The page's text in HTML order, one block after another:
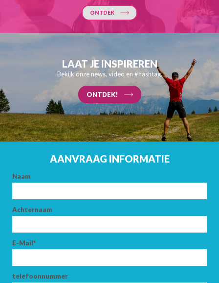
AANKOMST
ONTDEK
LAAT JE INSPIREREN
Bekijk onze news, video en #hashtag.
ONTDEK!
AANVRAAG INFORMATIE
Naam
Achternaam
E-Mail*
telefoonnummer